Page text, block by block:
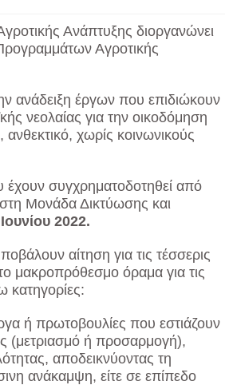
Ανάπτυξης διοργανώνει
Αγροτικής
ανάδειξη έργων που επιδιώκουν
νεολαίας για την οικοδόμηση
χωρίς κοινωνικούς
έχουν συγχρηματοδοτηθεί από
Μονάδα Δικτύωσης και
2022.
αίτηση για τις τέσσερις
μακροπρόθεσμο όραμα για τις
κατηγορίες:
ή πρωτοβουλίες που εστιάζουν
(μετριασμό ή προσαρμογή),
αποδεικνύοντας τη
ανάκαμψη, είτε σε επίπεδο